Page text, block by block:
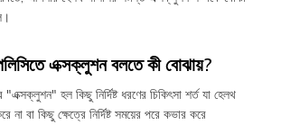
এক্সক্লুশন বলতে কী বোঝায়?
"এক্সক্লুশন" হল কিছু নির্দিষ্ট ধরণের চিকিৎসা শর্ত যা হেলথ
না বা কিছু ক্ষেত্রে নির্দিষ্ট সময়ের পরে কভার করে